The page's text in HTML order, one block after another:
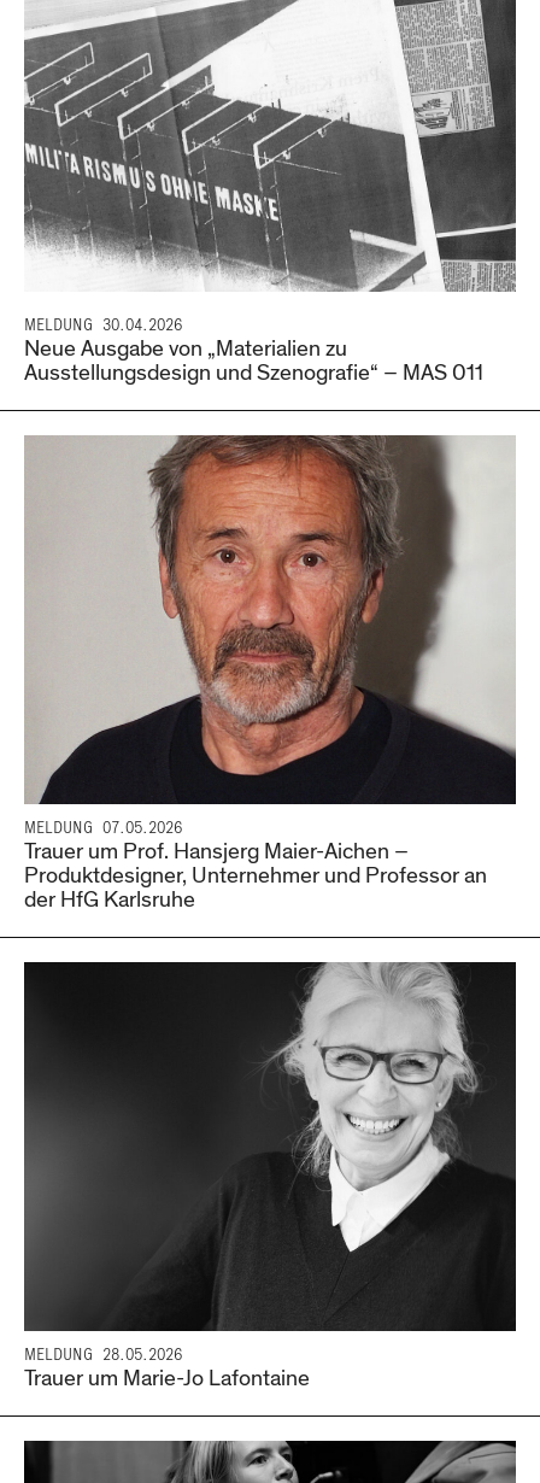
MELDUNG 30.04.2026
Neue Ausgabe von „Materialien zu
Ausstellungsdesign und Szenografie“ – MAS 011
MELDUNG 07.05.2026
Trauer um Prof. Hansjerg Maier-Aichen –
Produktdesigner, Unternehmer und Professor an
der HfG Karlsruhe
MELDUNG 28.05.2026
Trauer um Marie-Jo Lafontaine